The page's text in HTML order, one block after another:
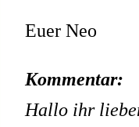
Euer Neo
Kommentar:
Hallo ihr